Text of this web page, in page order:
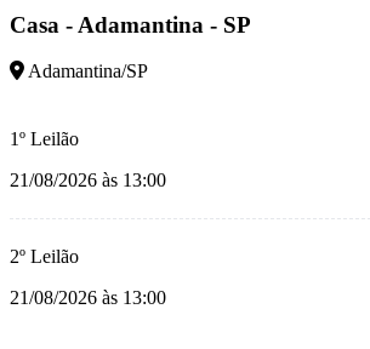
Casa - Adamantina - SP
Adamantina/SP
1º Leilão
21/08/2026 às 13:00
2º Leilão
21/08/2026 às 13:00